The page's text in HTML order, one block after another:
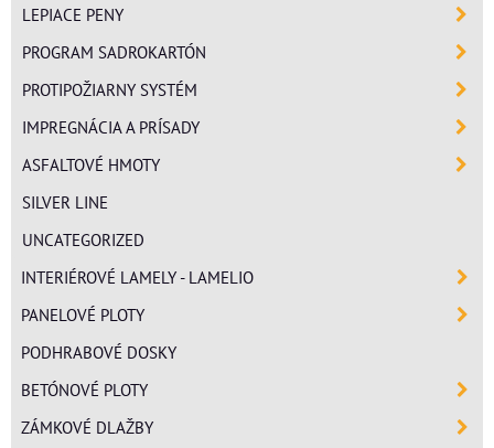
LEPIACE PENY
PROGRAM SADROKARTÓN
PROTIPOŽIARNY SYSTÉM
IMPREGNÁCIA A PRÍSADY
ASFALTOVÉ HMOTY
SILVER LINE
UNCATEGORIZED
INTERIÉROVÉ LAMELY - LAMELIO
PANELOVÉ PLOTY
PODHRABOVÉ DOSKY
BETÓNOVÉ PLOTY
ZÁMKOVÉ DLAŽBY